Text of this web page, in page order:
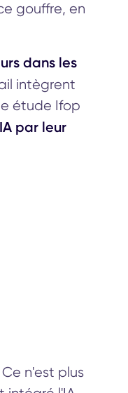
gouffre, en
dans les
intègrent
étude Ifop
par leur
n'est plus